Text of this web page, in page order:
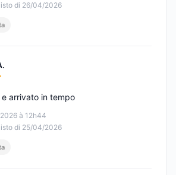
di 26/04/2026
à 12h44
di 25/04/2026
arrivato in tempo